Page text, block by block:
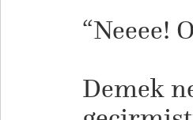
“Neeee!
Demek